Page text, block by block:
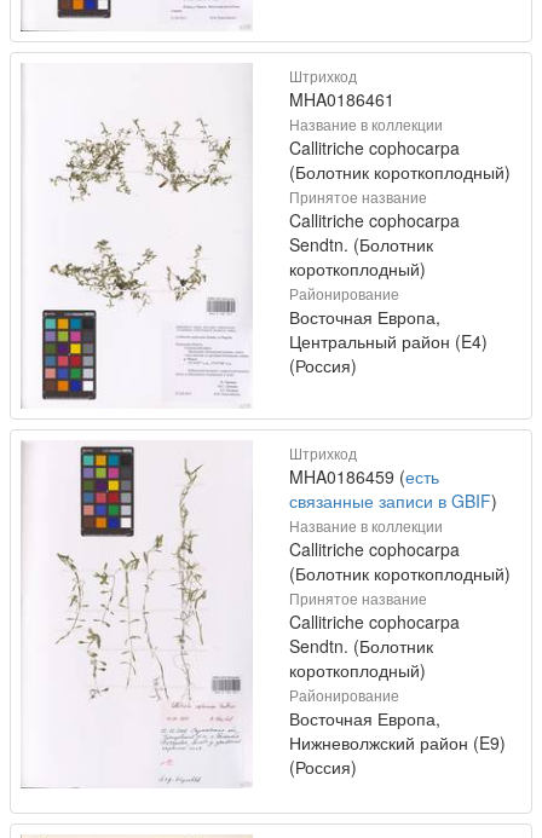
Штрихкод
MHA0186461
Название в коллекции
Callitriche cophocarpa
(Болотник короткоплодный)
Принятое название
Callitriche cophocarpa
Sendtn. (Болотник
короткоплодный)
Районирование
Восточная Европа,
Центральный район (E4)
(Россия)
Штрихкод
MHA0186459 (есть
связанные записи в GBIF)
Название в коллекции
Callitriche cophocarpa
(Болотник короткоплодный)
Принятое название
Callitriche cophocarpa
Sendtn. (Болотник
короткоплодный)
Районирование
Восточная Европа,
Нижневолжский район (E9)
(Россия)